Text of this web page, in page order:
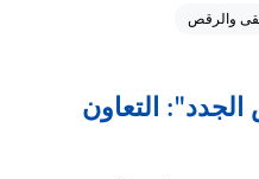
والرقص
التعاون